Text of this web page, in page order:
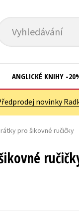
Vyhledávání
Kuchařky
New Adult
ANGLICKÉ KNIHY -
novinky
pro šikovné ručičky